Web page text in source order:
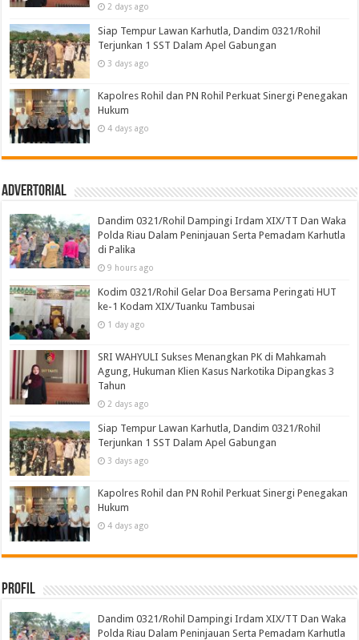
2 days ago
Siap Tempur Lawan Karhutla, Dandim 0321/Rohil
Terjunkan 1 SST Dalam Apel Gabungan
3 days ago
Kapolres Rohil dan PN Rohil Perkuat Sinergi Penegakan
Hukum
4 days ago
Advertorial
Dandim 0321/Rohil Dampingi Irdam XIX/TT Dan Waka
Polda Riau Dalam Peninjauan Serta Pemadam Karhutla
di Palika
9 hours ago
Kodim 0321/Rohil Gelar Doa Bersama Peringati HUT
ke-1 Kodam XIX/Tuanku Tambusai
1 day ago
SRI WAHYULI Sukses Menangkan PK di Mahkamah
Agung, Hukuman Klien Kasus Narkotika Dipangkas 3
Tahun
2 days ago
Siap Tempur Lawan Karhutla, Dandim 0321/Rohil
Terjunkan 1 SST Dalam Apel Gabungan
3 days ago
Kapolres Rohil dan PN Rohil Perkuat Sinergi Penegakan
Hukum
4 days ago
Profil
Dandim 0321/Rohil Dampingi Irdam XIX/TT Dan Waka
Polda Riau Dalam Peninjauan Serta Pemadam Karhutla